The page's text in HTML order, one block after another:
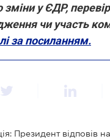
у ЄДР,
чи участь
за посиланням.